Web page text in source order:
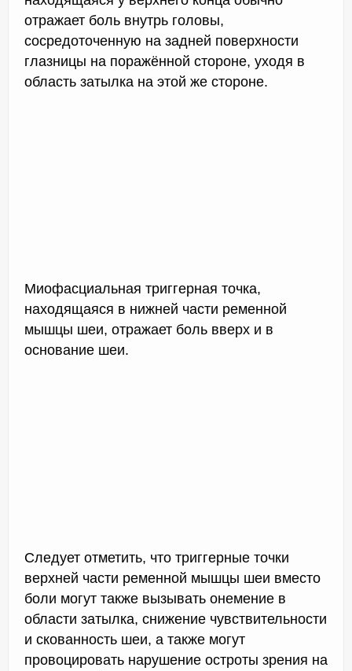
отражает боль внутрь головы,
сосредоточенную на задней поверхности
глазницы на поражённой стороне, уходя в
область затылка на этой же стороне.
Миофасциальная триггерная точка,
находящаяся в нижней части ременной
мышцы шеи, отражает боль вверх и в
основание шеи.
Следует отметить, что триггерные точки
верхней части ременной мышцы шеи вместо
боли могут также вызывать онемение в
области затылка, снижение чувствительности
и скованность шеи, а также могут
провоцировать нарушение остроты зрения на